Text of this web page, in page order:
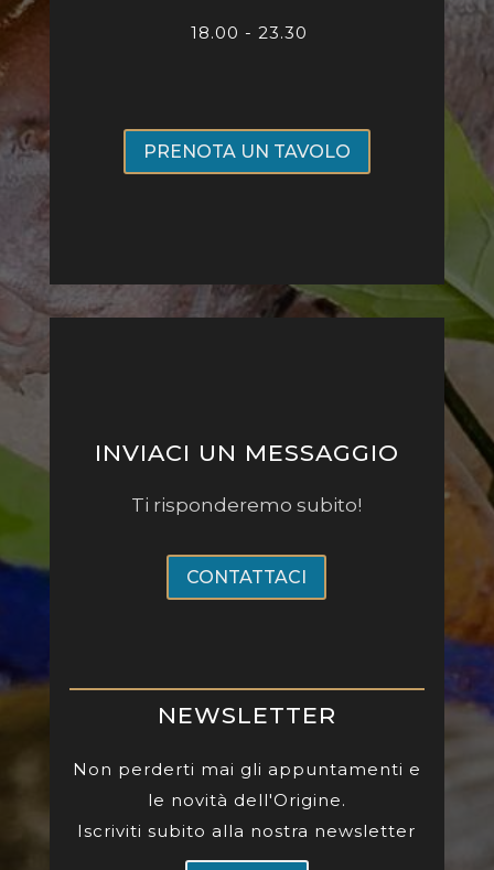
18.00 - 23.30
PRENOTA UN TAVOLO
INVIACI UN MESSAGGIO
Ti risponderemo subito!
CONTATTACI
NEWSLETTER
Non perderti mai gli appuntamenti e
le novità dell'Origine.
Iscriviti subito alla nostra newsletter